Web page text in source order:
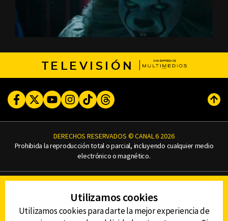
TELEVISIÓN
FacebookTwitterYoutubeInstagram
TikTokThreads
DERECHOS RESERVADOS © CANAL 6 2026
Prohibida la reproducción total o parcial, incluyendo cualquier medio
electrónico o magnético.
AVISO DE PRIVACIDAD
DEFENSORÍA DE LAS AUDIENCIAS
Utilizamos cookies
Utilizamos cookies para darte la mejor experiencia de